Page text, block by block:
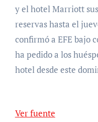
y el hotel Marriott
reservas hasta el
confirmó a EFE bajo
ha pedido a los
hotel desde este
Ver fuente